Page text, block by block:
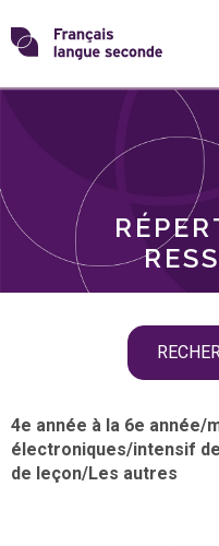
Skip
toTransformons
langue
THÈMES
4e année à la 6e année/
électroniques/intensif
de leçon/Les autres